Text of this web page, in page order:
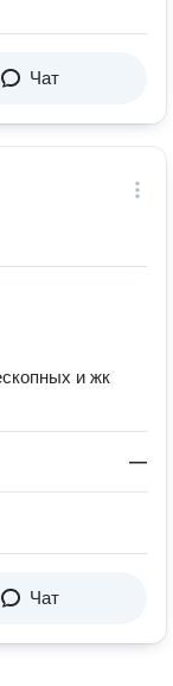
Чат
и жк
—
Чат